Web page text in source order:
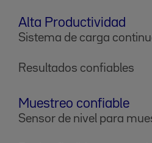
Alta Productividad
Sistema de carga
Resultados confiables
Muestreo confiable
Sensor de nivel para